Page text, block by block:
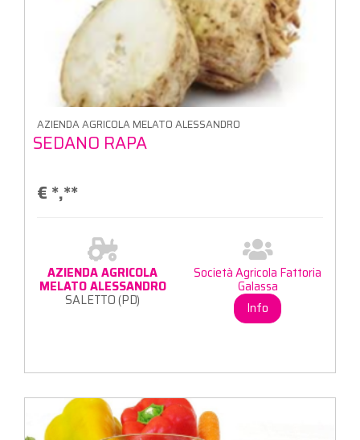
AZIENDA AGRICOLA MELATO ALESSANDRO
SEDANO RAPA
€ *,**
AZIENDA AGRICOLA
MELATO ALESSANDRO
SALETTO (PD)
Società Agricola Fattoria
Galassa
Info